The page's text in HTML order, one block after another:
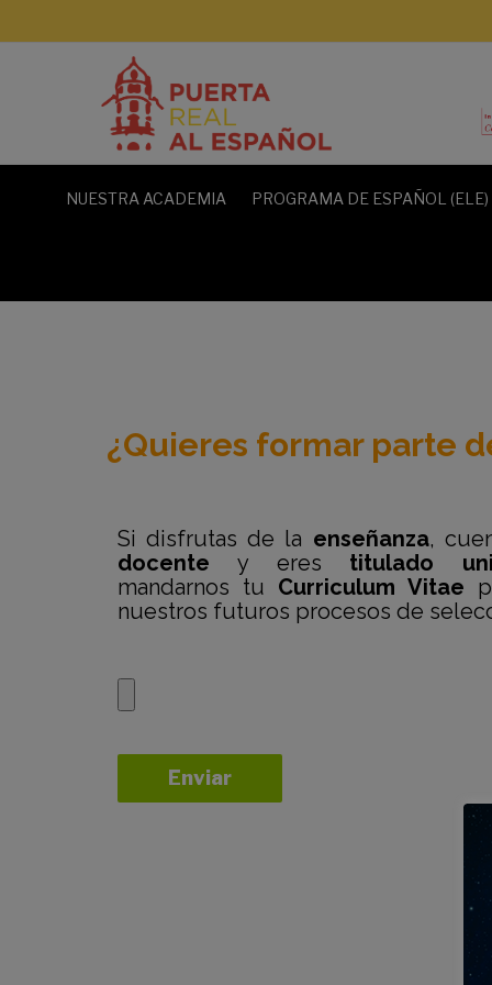
NUESTRA ACADEMIA PROGRAMA DE ESPAÑOL (ELE)
¿Quieres formar parte
Si disfrutas de la enseñanza,
docente y eres titulado
mandarnos tu Curriculum Vitae
nuestros futuros procesos de